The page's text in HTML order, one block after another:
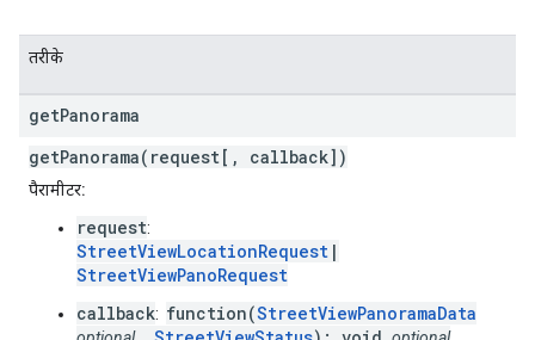
तरीके
getPanorama
getPanorama(request[, callback])
पैरामीटर:
request:
StreetViewLocationRequest |
StreetViewPanoRequest
callback: function(StreetViewPanoramaData